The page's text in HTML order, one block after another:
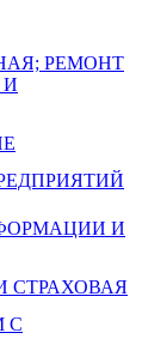
РЕМОНТ
И
И
СТРАХОВАЯ
С